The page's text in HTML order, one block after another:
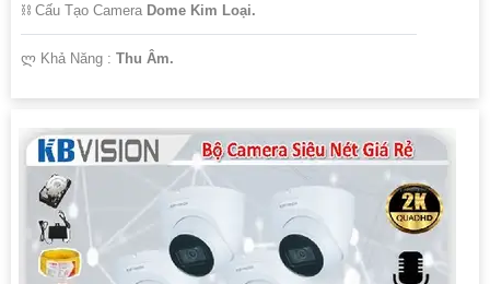
⛓ Cấu Tạo Camera Dome Kim Loại.
️ლ Khả Năng : Thu Âm.